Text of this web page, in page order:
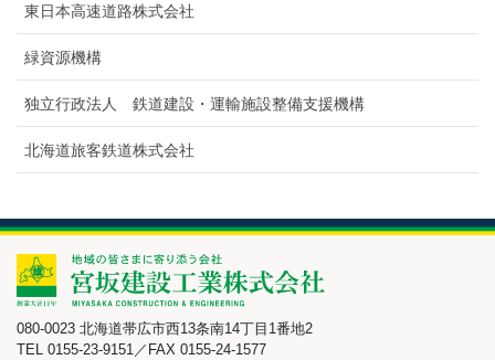
東日本高速道路株式会社
緑資源機構
独立行政法人 鉄道建設・運輸施設整備支援機構
北海道旅客鉄道株式会社
080-0023 北海道帯広市西13条南14丁目1番地2
TEL 0155-23-9151／FAX 0155-24-1577